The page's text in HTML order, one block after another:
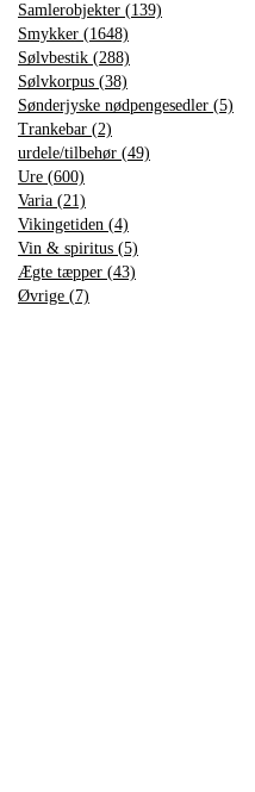
Samlerobjekter (139)
Smykker (1648)
Sølvbestik (288)
Sølvkorpus (38)
Sønderjyske nødpengesedler (5)
Trankebar (2)
urdele/tilbehør (49)
Ure (600)
Varia (21)
Vikingetiden (4)
Vin & spiritus (5)
Ægte tæpper (43)
Øvrige (7)